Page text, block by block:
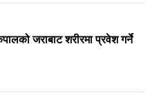
जराबाट शरीरमा प्रवेश गर्ने